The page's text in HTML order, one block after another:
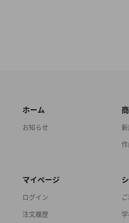
ホーム
お知らせ
マイページ
ログイン
注文履歴